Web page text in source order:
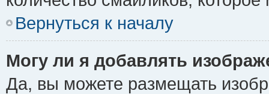
Вернуться к началу
Могу ли я добавлять
Да, вы можете размещать